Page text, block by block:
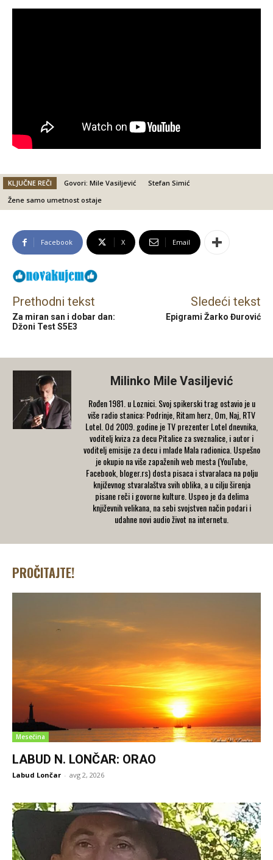
KLJUČNE REČI Govori: Mile Vasiljević
Stefan Simić
Žene samo umetnost ostaje
Facebook X Email
Prethodni tekst
Za miran san i dobar dan:
Džoni Test S5E3
Sledeći tekst
Epigrami Žarko Đurović
Milinko Mile Vasiljević
Rođen 1981. u Loznici. Svoj spikerski trag ostavio je u
više radio stanica: Podrinje, Ritam herz, Om, Naj, RTV
Lotel. Od 2009. godine je TV prezenter Lotel dnevnika,
voditelj kviza za decu Pitalice za sveznalice, i autor i
voditelj emisije za decu i mlade Mala radionica. Uspešno
je okupio na više zapaženih web mesta (YouTube,
Facebook, bloger.rs) dosta pisaca i stvaralaca na polju
književnog stvaralaštva svih oblika, a u cilju širenja
pisane reči i govorne kulture. Uspeo je da delima
književnih velikana, na sebi svojstven način podari i
udahne novi audio život na internetu.
PROČITAJTE!
Mesečina
LABUD N. LONČAR: ORAO
Labud Lončar - avg 2, 2026